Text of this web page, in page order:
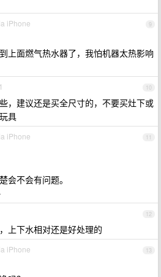
9
iPhone
上面燃气热水器了，我怕机器太热影响
10
，建议还是买全尺寸的，不要买灶下或
具
11
iPhone
会不会有问题。
12
上下水相对还是好处理的
13
iPhone